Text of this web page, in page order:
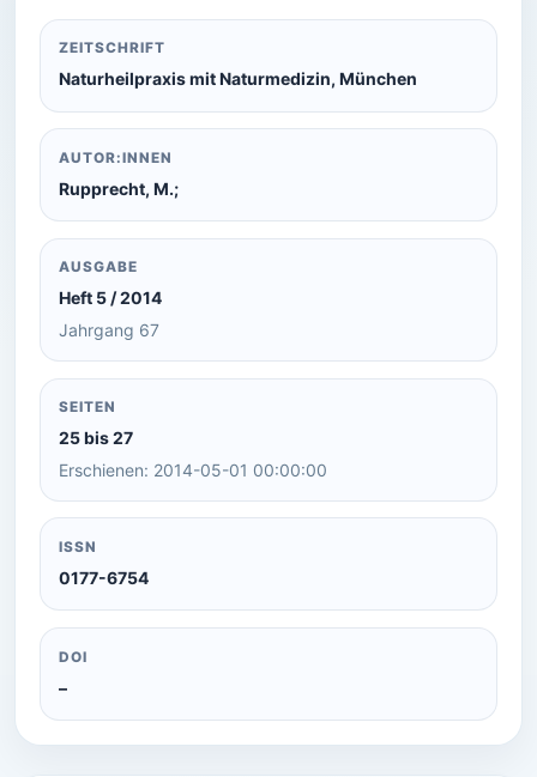
ZEITSCHRIFT
Naturheilpraxis mit Naturmedizin, München
AUTOR:INNEN
Rupprecht, M.;
AUSGABE
Heft 5 / 2014
Jahrgang 67
SEITEN
25 bis 27
Erschienen: 2014-05-01 00:00:00
ISSN
0177-6754
DOI
–